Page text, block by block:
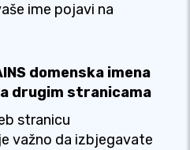
ime pojavi na
domenska imena
drugim stranicama
stranicu
važno da izbjegavate